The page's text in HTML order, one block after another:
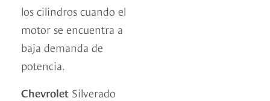
los cilindros cuando el
motor se encuentra a
baja demanda de
potencia.
Chevrolet Silverado